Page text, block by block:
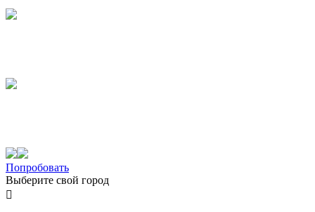
Попробовать
Выберите свой город
